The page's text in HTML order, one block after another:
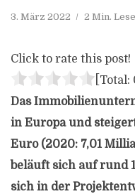
3. März 2022 2 Min.
Click to rate this post!
[Total:
Das
in Europa und
Euro (2020: 7,01
beläuft sich auf rund
sich in der